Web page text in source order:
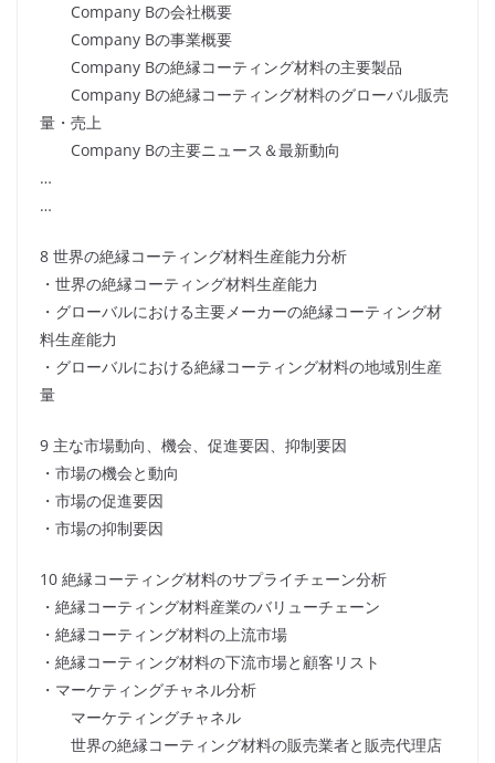
Company Bの会社概要
Company Bの事業概要
Company Bの絶縁コーティング材料の主要製品
Company Bの絶縁コーティング材料のグローバル販売
量・売上
Company Bの主要ニュース＆最新動向
…
…
8 世界の絶縁コーティング材料生産能力分析
・世界の絶縁コーティング材料生産能力
・グローバルにおける主要メーカーの絶縁コーティング材
料生産能力
・グローバルにおける絶縁コーティング材料の地域別生産
量
9 主な市場動向、機会、促進要因、抑制要因
・市場の機会と動向
・市場の促進要因
・市場の抑制要因
10 絶縁コーティング材料のサプライチェーン分析
・絶縁コーティング材料産業のバリューチェーン
・絶縁コーティング材料の上流市場
・絶縁コーティング材料の下流市場と顧客リスト
・マーケティングチャネル分析
マーケティングチャネル
世界の絶縁コーティング材料の販売業者と販売代理店